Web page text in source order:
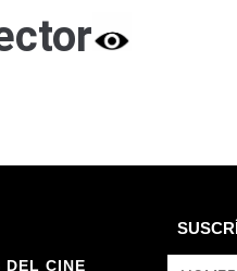
DEL CINE